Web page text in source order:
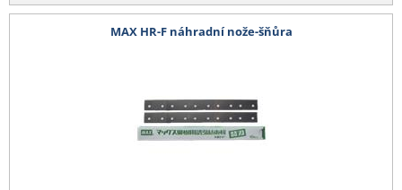
MAX HR-F náhradní nože-šňůra